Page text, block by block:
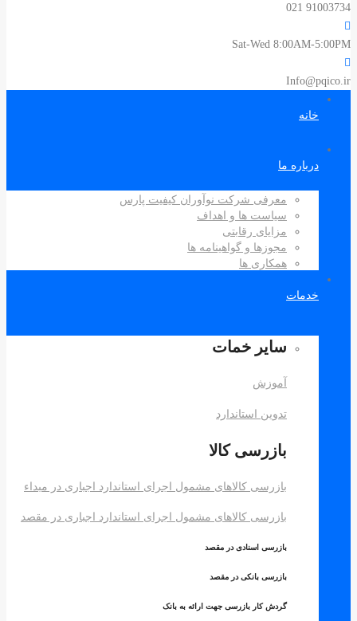
91003734
Sat-Wed 8:00AM-
خانه
درباره ما
معرفی شرکت نوآوران کیفیت پارس
سیاست ها و اهداف
مزایای رقابتی
مجوزها و گواهینامه ها
همکاری ها
خدمات
سایر خمات
آموزش
تدوین استاندارد
بازرسی کالا
بازرسی کالاهای مشمول اجرای استاندارد اجباری در مبداء
بازرسی کالاهای مشمول اجرای استاندارد اجباری در مقصد
بازرسی اسنادی در مقصد
بازرسی بانکی در مقصد
گردش کار بازرسی جهت ارائه به بانک